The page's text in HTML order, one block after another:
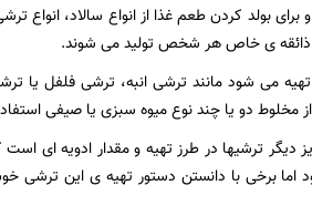
برای بولد کردن طعم غذا از انواع سالاد، انواع
ذائقه ی خاص هر شخص تولید می شوند.
می شود مانند ترشی انبه، ترشی فلفل یا
از مخلوط دو یا چند نوع میوه سبزی یا صیفی
دیگر ترشیها در طرز تهیه و مقدار ادویه ای
اما برخی با دانستن دستور تهیه ی این